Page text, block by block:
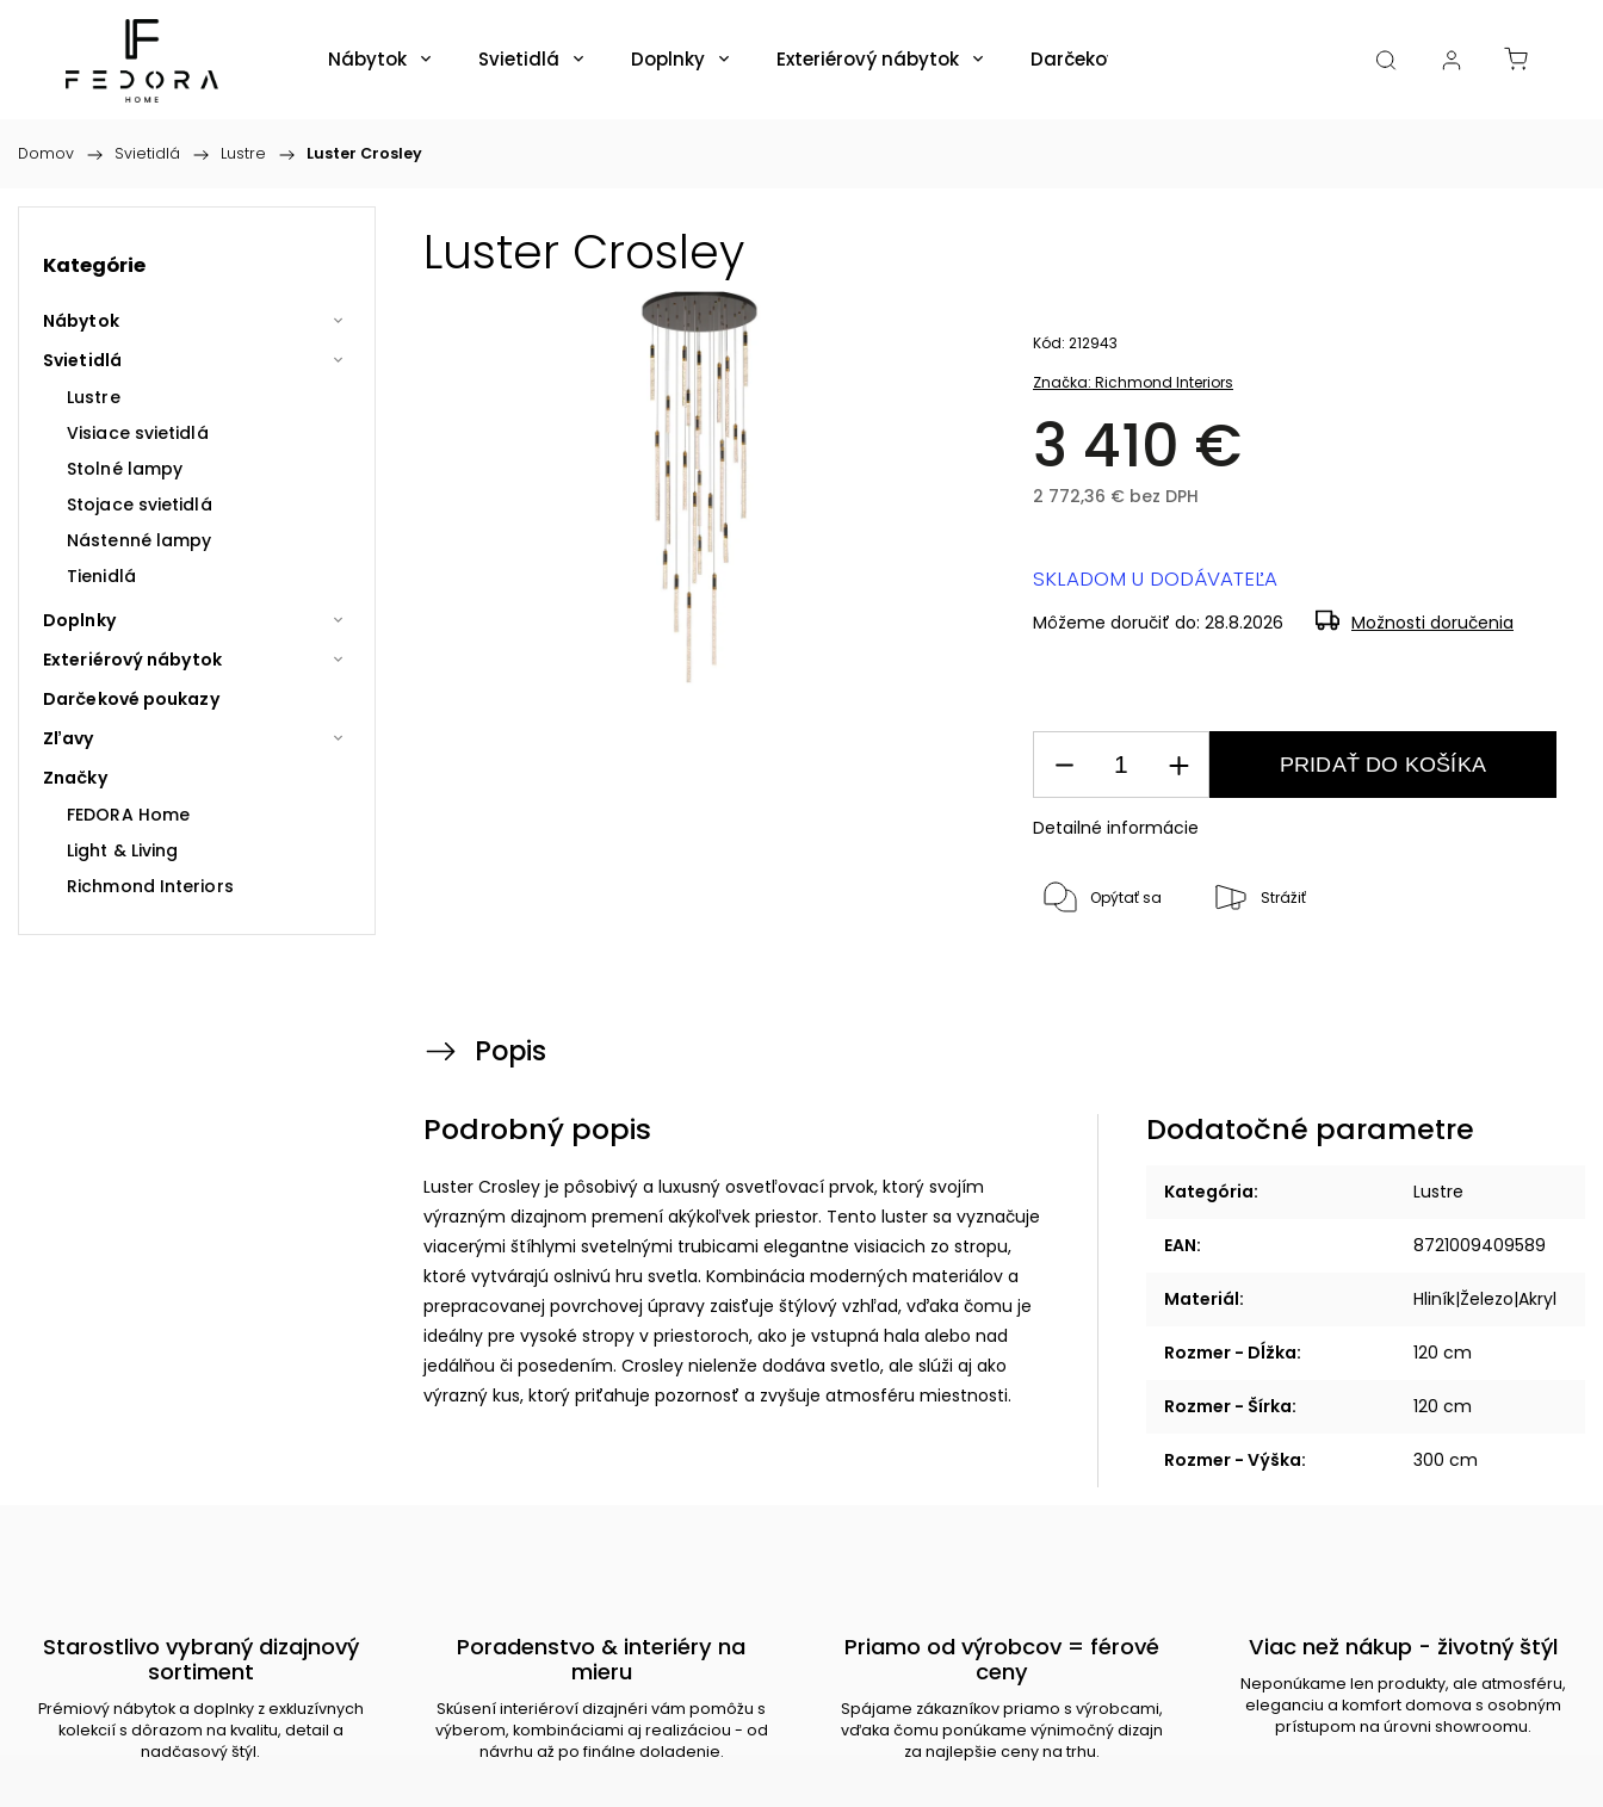
Nábytok Svietidlá Doplnky Exteriérový nábytok Darčekové poukazy Katalógy Blogy
Domov / Svietidlá / Lustre / Luster Crosley
Kategórie
Nábytok
Svietidlá
Lustre
Visiace svietidlá
Stolné lampy
Stojace svietidlá
Nástenné lampy
Tienidlá
Doplnky
Exteriérový nábytok
Darčekové poukazy
Zľavy
Značky
FEDORA Home
Light & Living
Richmond Interiors
Luster Crosley
Značka: Richmond Interiors
3 410 €
2 772,36 € bez DPH
Kód: 212943
SKLADOM U DODÁVATEĽA
Môžeme doručiť do: 28.8.2026 Možnosti doručenia
PRIDAŤ DO KOŠÍKA
Detailné informácie
Opýtať sa Strážiť
Popis
Podrobný popis
Luster Crosley je pôsobivý a luxusný osvetľovací prvok, ktorý svojím
výrazným dizajnom premení akýkoľvek priestor. Tento luster sa vyznačuje
viacerými štíhlymi svetelnými trubicami elegantne visiacich zo stropu,
ktoré vytvárajú oslnivú hru svetla. Kombinácia moderných materiálov a
prepracovanej povrchovej úpravy zaisťuje štýlový vzhľad, vďaka čomu je
ideálny pre vysoké stropy v priestoroch, ako je vstupná hala alebo nad
jedálňou či posedením. Crosley nielenže dodáva svetlo, ale slúži aj ako
výrazný kus, ktorý priťahuje pozornosť a zvyšuje atmosféru miestnosti.
Dodatočné parametre
Kategória: Lustre
EAN: 8721009409589
Materiál: Hliník|Železo|Akryl
Rozmer - Dĺžka: 120 cm
Rozmer - Šírka: 120 cm
Rozmer - Výška: 300 cm
Starostlivo vybraný dizajnový
sortiment
Prémiový nábytok a doplnky z exkluzívnych
kolekcií s dôrazom na kvalitu, detail a
nadčasový štýl.
Poradenstvo & interiéry na
mieru
Skúsení interiéroví dizajnéri vám pomôžu s
výberom, kombináciami aj realizáciou - od
návrhu až po finálne doladenie.
Priamo od výrobcov = férové
ceny
Spájame zákazníkov priamo s výrobcami,
vďaka čomu ponúkame výnimočný dizajn
za najlepšie ceny na trhu.
Viac než nákup - životný štýl
Neponúkame len produkty, ale atmosféru,
eleganciu a komfort domova s osobným
prístupom na úrovni showroomu.